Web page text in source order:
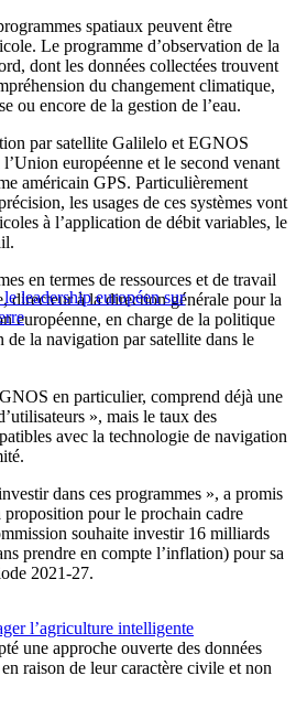
spatiaux peuvent être
Le programme d’observation de la
dont les données collectées trouvent
du changement climatique,
ou encore de la gestion de l’eau.
par satellite Galilelo et EGNOS
européenne et le second venant
américain GPS. Particulièrement
les usages de ces systèmes vont
à l’application de débit variables, le
leadership européen sur
en termes de ressources et de travail
directeur à la direction générale pour la
européenne, en charge de la politique
de la navigation par satellite dans le
en particulier, comprend déjà une
», mais le taux des
avec la technologie de navigation
dans ces programmes », a promis
proposition pour le prochain cadre
souhaite investir 16 milliards
prendre en compte l’inflation) pour sa
2021-27.
l’agriculture intelligente
une approche ouverte des données
raison de leur caractère civile et non